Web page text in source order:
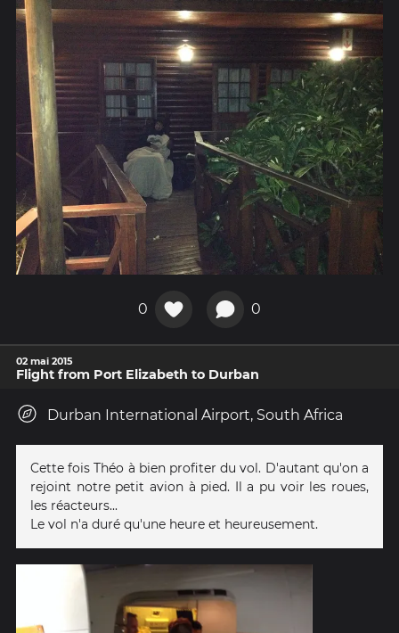
0 0
02 mai 2015
Flight from Port Elizabeth to Durban
Durban International Airport, South Africa
Cette fois Théo à bien profiter du vol. D'autant qu'on a
rejoint notre petit avion à pied. Il a pu voir les roues,
les réacteurs...
Le vol n'a duré qu'une heure et heureusement.